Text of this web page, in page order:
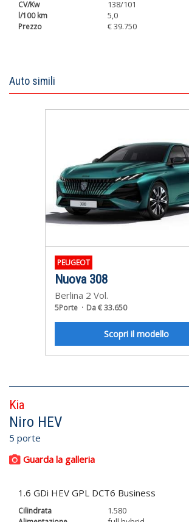
138/101
5,0
€ 39.750
Auto simili
PEUGEOT
Nuova 308
Berlina 2 Vol.
5Porte Da € 33.650
Scopri il modello
Kia
Niro HEV
5 porte
Guarda la galleria
1.6 GDi HEV GPL DCT6 Business
1.580